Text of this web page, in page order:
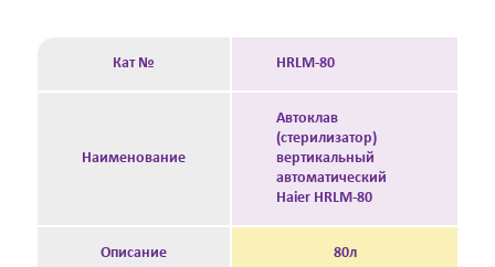
Кат № HRLM-80
Наименование
Автоклав
(стерилизатор)
вертикальный
автоматический
Haier HRLM-80
Описание 80л